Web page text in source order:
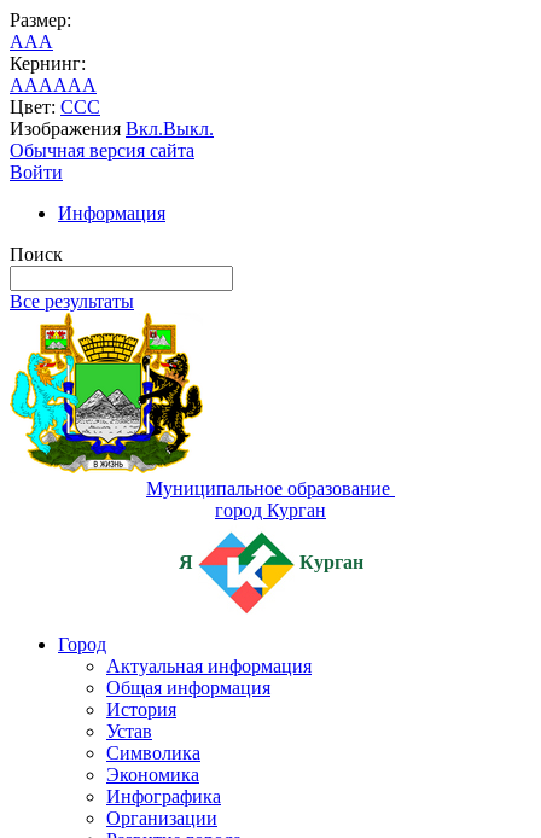
Размер:
AAA
Кернинг:
AAAAAA
Цвет: CCC
Изображения Вкл.Выкл.
Обычная версия сайта
Войти
Информация
Поиск
Все результаты
Муниципальное образование
город Курган
Я Курган
Город
Актуальная информация
Общая информация
История
Устав
Символика
Экономика
Инфографика
Организации